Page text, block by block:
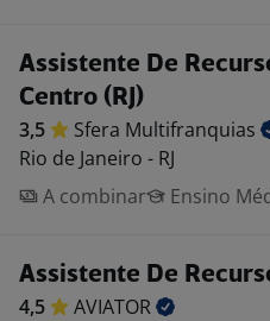
Assistente De
Centro (RJ)
3,5 Sfera Multifranquias
Rio de Janeiro - RJ
A combinar
Ensino
Assistente De
4,5
AVIATOR